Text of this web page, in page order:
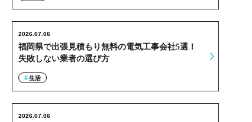
福岡県で出張見積もり無料の電気工事会社5選！
失敗しない業者の選び方
2026.07.06
生活
2026.07.06